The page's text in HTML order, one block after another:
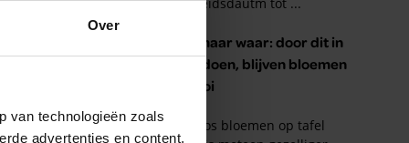
Over
van technologieën zoals
advertenties en content,